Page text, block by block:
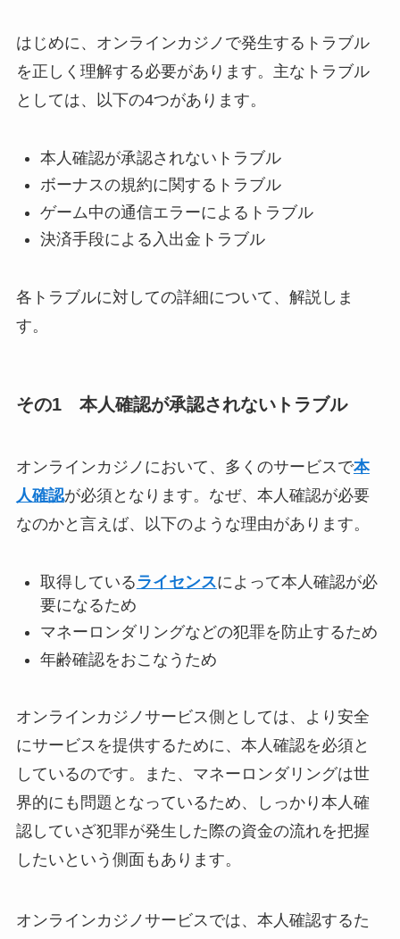
はじめに、オンラインカジノで発生するトラブル
を正しく理解する必要があります。主なトラブル
としては、以下の4つがあります。
本人確認が承認されないトラブル
ボーナスの規約に関するトラブル
ゲーム中の通信エラーによるトラブル
決済手段による入出金トラブル
各トラブルに対しての詳細について、解説しま
す。
その1 本人確認が承認されないトラブル
オンラインカジノにおいて、多くのサービスで本
人確認が必須となります。なぜ、本人確認が必要
なのかと言えば、以下のような理由があります。
取得している ライセンスによって本人確認が必
要になるため
マネーロンダリングなどの犯罪を防止するため
年齢確認をおこなうため
オンラインカジノサービス側としては、より安全
にサービスを提供するために、本人確認を必須と
しているのです。また、マネーロンダリングは世
界的にも問題となっているため、しっかり本人確
認していざ犯罪が発生した際の資金の流れを把握
したいという側面もあります。
オンラインカジノサービスでは、本人確認するた